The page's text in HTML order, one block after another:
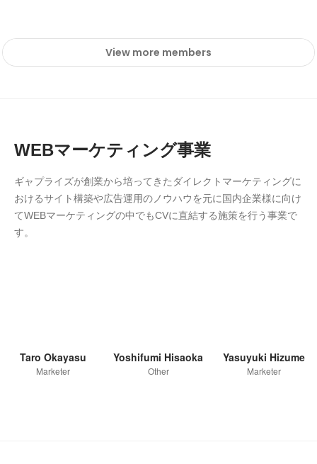
View more members
WEBマーケティング事業
ギャプライズが創業から培ってきたダイレクトマーケティングに
おけるサイト構築や広告運用のノウハウを元に国内企業様に向け
てWEBマーケティングの中でもCVに直結する施策を行う事業で
す。
Taro Okayasu
Marketer
Yoshifumi Hisaoka
Other
Yasuyuki Hizume
Marketer